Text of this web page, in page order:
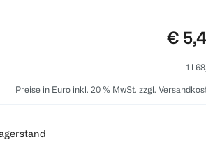
€
1 l
Preise in Euro inkl. 20 % MwSt. zzgl.